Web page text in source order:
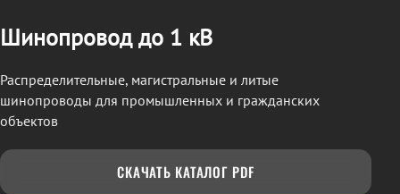
Шинопровод до 1 кВ
Распределительные, магистральные и литые
шинопроводы для промышленных и гражданских
объектов
СКАЧАТЬ КАТАЛОГ PDF